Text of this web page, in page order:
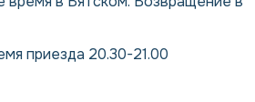
приезда 20.30-21.00